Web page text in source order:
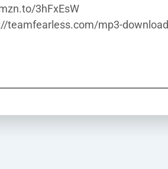
3hFxEsW
teamfearless.com/mp3-